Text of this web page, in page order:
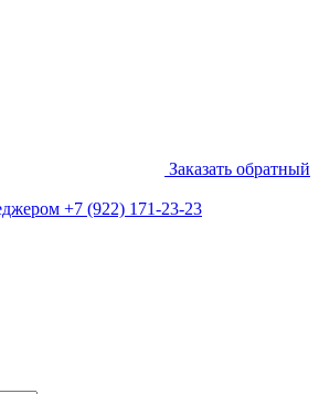
Заказать обратный
+7 (922) 171-23-23